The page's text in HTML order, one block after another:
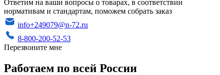
Ответим на ваши вопросы о товарах, в соответствии
нормативам и стандартам, поможем собрать заказ
info+249079@n-72.ru
8-800-200-52-53
Перезвоните мне
Работаем по всей России